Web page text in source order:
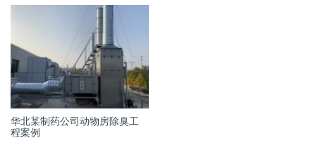
华北某制药公司动物房除臭工
程案例